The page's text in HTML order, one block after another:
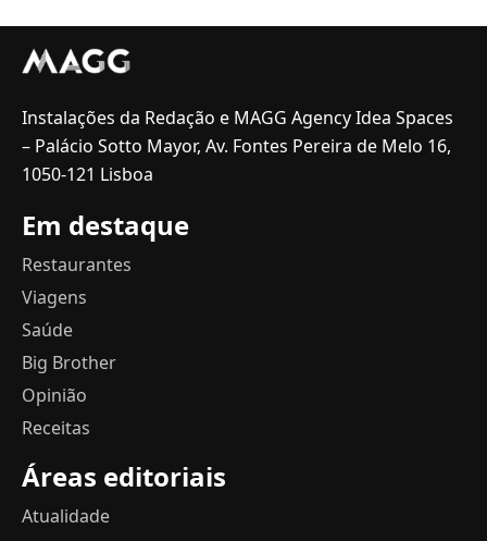
Instalações da Redação e MAGG Agency Idea Spaces
– Palácio Sotto Mayor, Av. Fontes Pereira de Melo 16,
1050-121 Lisboa
Em destaque
Restaurantes
Viagens
Saúde
Big Brother
Opinião
Receitas
Áreas editoriais
Atualidade